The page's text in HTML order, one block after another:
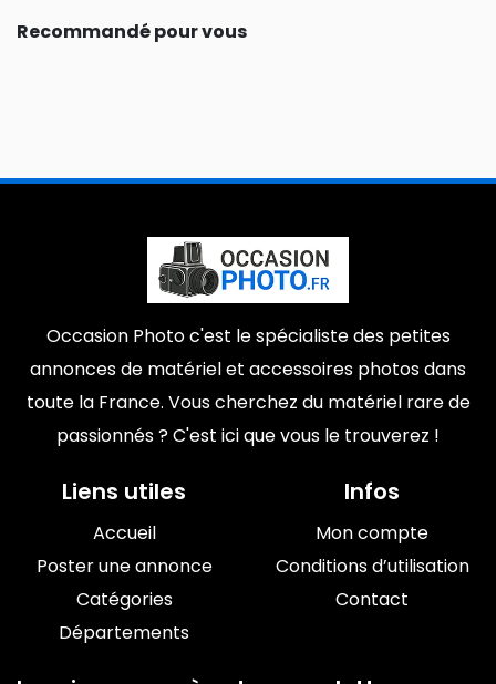
Recommandé pour vous
Occasion Photo c'est le spécialiste des petites
annonces de matériel et accessoires photos dans
toute la France. Vous cherchez du matériel rare de
passionnés ? C'est ici que vous le trouverez !
Liens utiles
Accueil
Poster une annonce
Catégories
Départements
Infos
Mon compte
Conditions d’utilisation
Contact